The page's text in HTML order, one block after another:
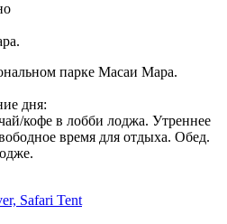
парке Масаи Мара.
дня:
кофе в лобби лоджа. Утреннее
время для отдыха. Обед.
Safari Tent